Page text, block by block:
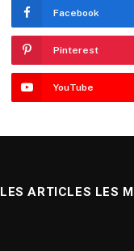
Facebook
Pinterest
YouTube
LES ARTICLES LES